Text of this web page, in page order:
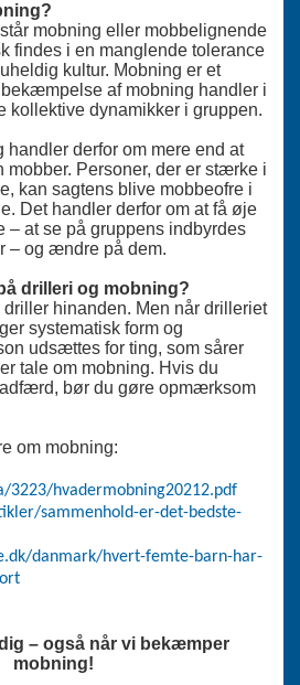
mobning eller mobbelignende
findes i en manglende tolerance
kultur. Mobning er et
af mobning handler i
kollektive dynamikker i gruppen.
handler derfor om mere end at
mobber. Personer, der er stærke i
kan sagtens blive mobbeofre i
Det handler derfor om at få øje
– at se på gruppens indbyrdes
– og ændre på dem.
drilleri og mobning?
driller hinanden. Men når drilleriet
systematisk form og
udsættes for ting, som sårer
tale om mobning. Hvis du
bør du gøre opmærksom
om mobning:
3223/hvadermobning20212.pdf
sammenhold-er-det-bedste-
danmark/hvert-femte-barn-har-
– også når vi bekæmper
mobning!